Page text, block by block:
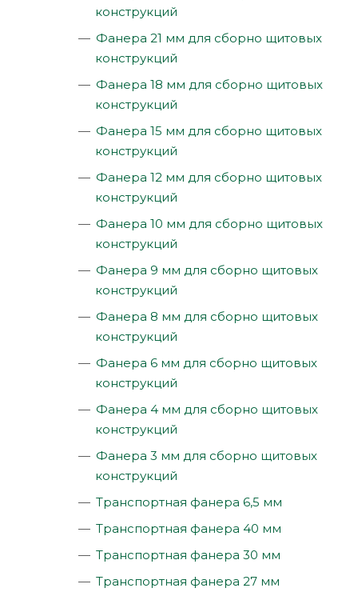
конструкций
Фанера 21 мм для сборно щитовых
конструкций
Фанера 18 мм для сборно щитовых
конструкций
Фанера 15 мм для сборно щитовых
конструкций
Фанера 12 мм для сборно щитовых
конструкций
Фанера 10 мм для сборно щитовых
конструкций
Фанера 9 мм для сборно щитовых
конструкций
Фанера 8 мм для сборно щитовых
конструкций
Фанера 6 мм для сборно щитовых
конструкций
Фанера 4 мм для сборно щитовых
конструкций
Фанера 3 мм для сборно щитовых
конструкций
Транспортная фанера 6,5 мм
Транспортная фанера 40 мм
Транспортная фанера 30 мм
Транспортная фанера 27 мм